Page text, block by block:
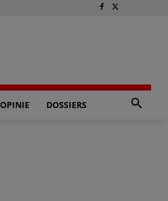
OPINIE DOSSIERS